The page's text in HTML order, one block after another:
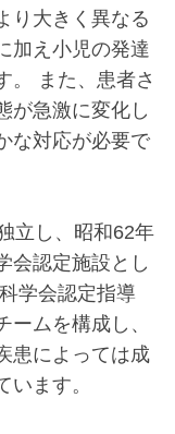
り大きく異なる
加え小児の発達
。 また、患者さ
が急激に変化し
な対応が必要で
立し、昭和62年
会認定施設とし
学会認定指導
ームを構成し、
患によっては成
います。